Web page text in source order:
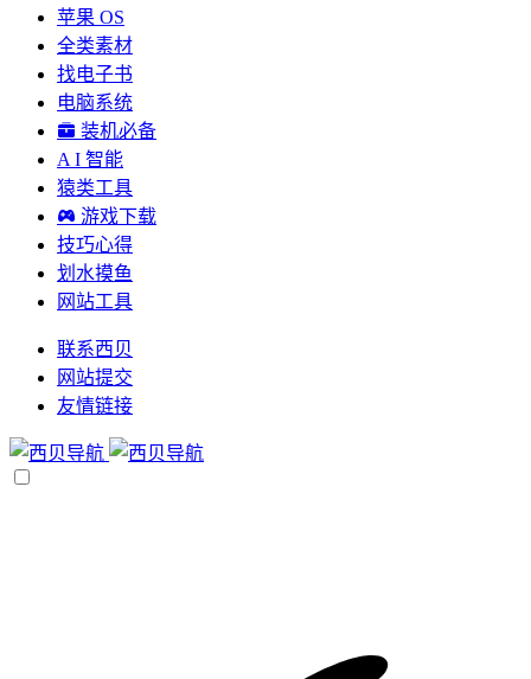
苹果 OS
全类素材
找电子书
电脑系统
装机必备
A I 智能
猿类工具
游戏下载
技巧心得
划水摸鱼
网站工具
联系西贝
网站提交
友情链接